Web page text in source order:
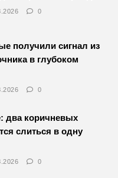
0
получили сигнал из
в глубоком
0
два коричневых
слиться в одну
0